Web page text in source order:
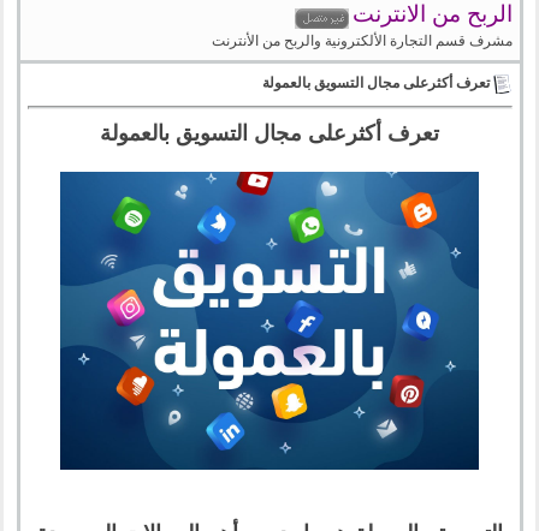
الربح من الانترنت
مشرف قسم التجارة الألكترونية والربح من الأنترنت
تعرف أكثرعلى مجال التسويق بالعمولة
تعرف أكثرعلى مجال التسويق بالعمولة